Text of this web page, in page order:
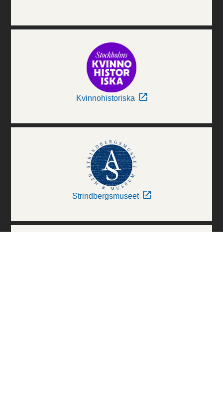
Kvinnohistoriska
Strindbergsmuseet